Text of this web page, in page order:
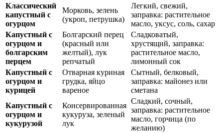
Классический
капустный с
огурцом
Морковь, зелень
(укроп, петрушка)
Легкий, свежий,
заправка: растительное
масло, уксус, соль, сахар
Капустный с
огурцом и
болгарским
перцем
Болгарский перец
(красный или
желтый), лук
репчатый
Сладковатый,
хрустящий, заправка:
растительное масло,
лимонный сок
Капустный с
огурцом и
курицей
Отварная куриная
грудка, яйцо
вареное
Сытный, белковый,
заправка: майонез или
сметана
Капустный с
огурцом и
кукурузой
Консервированная
кукуруза, зеленый
лук
Сладкий, сочный,
заправка: растительное
масло, горчица (по
желанию)